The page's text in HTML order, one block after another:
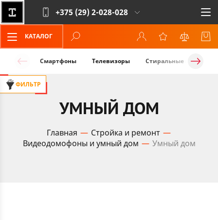
ФИЛЬТР
+375 (29) 2-028-028
КАТАЛОГ
Смартфоны Телевизоры Стиральные машины
УМНЫЙ ДОМ
Главная
Стройка и ремонт
Видеодомофоны и умный дом
Умный дом